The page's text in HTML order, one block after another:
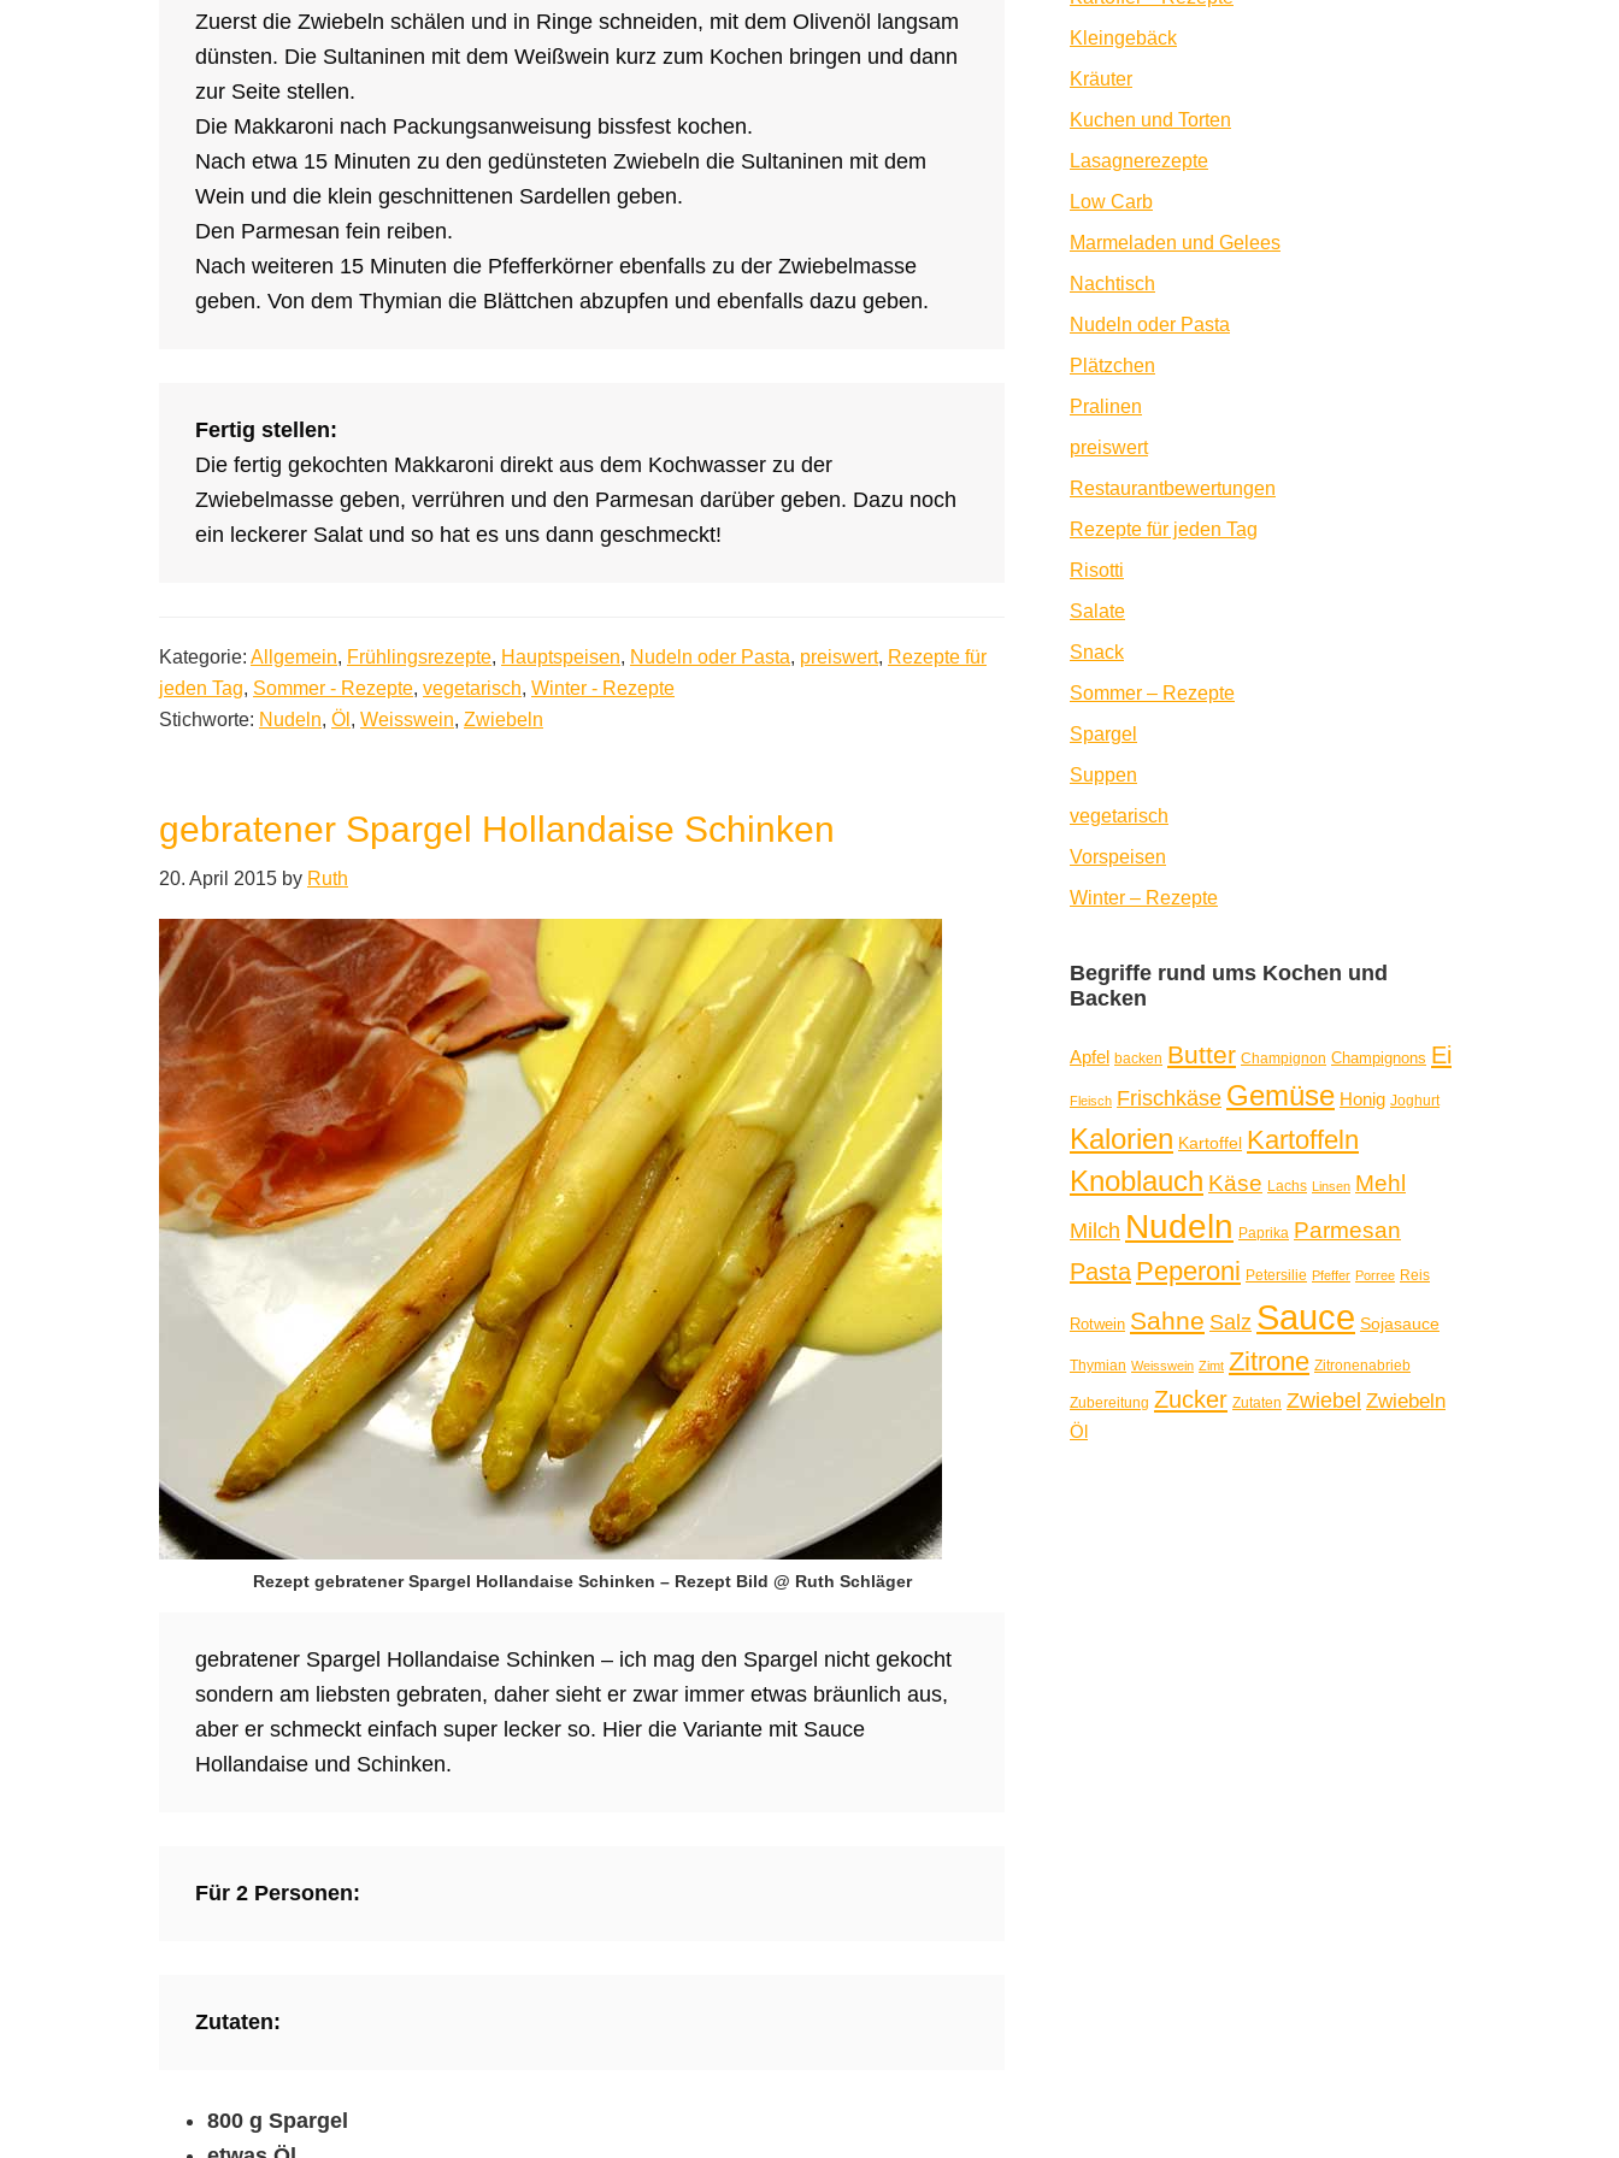
Zuerst die Zwiebeln schälen und in Ringe schneiden, mit dem Olivenöl langsam
dünsten. Die Sultaninen mit dem Weißwein kurz zum Kochen bringen und dann
zur Seite stellen.
Die Makkaroni nach Packungsanweisung bissfest kochen.
Nach etwa 15 Minuten zu den gedünsteten Zwiebeln die Sultaninen mit dem
Wein und die klein geschnittenen Sardellen geben.
Den Parmesan fein reiben.
Nach weiteren 15 Minuten die Pfefferkörner ebenfalls zu der Zwiebelmasse
geben. Von dem Thymian die Blättchen abzupfen und ebenfalls dazu geben.
Fertig stellen:
Die fertig gekochten Makkaroni direkt aus dem Kochwasser zu der
Zwiebelmasse geben, verrühren und den Parmesan darüber geben. Dazu noch
ein leckerer Salat und so hat es uns dann geschmeckt!
Kategorie: Allgemein, Frühlingsrezepte, Hauptspeisen, Nudeln oder Pasta, preiswert, Rezepte für
jeden Tag, Sommer - Rezepte, vegetarisch, Winter - Rezepte
Stichworte: Nudeln, Öl , Weisswein, Zwiebeln
gebratener Spargel Hollandaise Schinken
20. April 2015 by Ruth
Rezept gebratener Spargel Hollandaise Schinken – Rezept Bild @ Ruth Schläger
gebratener Spargel Hollandaise Schinken – ich mag den Spargel nicht gekocht
sondern am liebsten gebraten, daher sieht er zwar immer etwas bräunlich aus,
aber er schmeckt einfach super lecker so. Hier die Variante mit Sauce
Hollandaise und Schinken.
Für 2 Personen:
Zutaten:
800 g Spargel
Kleingebäck
Kräuter
Kuchen und Torten
Lasagnerezepte
Low Carb
Marmeladen und Gelees
Nachtisch
Nudeln oder Pasta
Plätzchen
Pralinen
preiswert
Restaurantbewertungen
Rezepte für jeden Tag
Risotti
Salate
Snack
Sommer – Rezepte
Spargel
Suppen
vegetarisch
Vorspeisen
Winter – Rezepte
Begriffe rund ums Kochen und
Backen
Apfel backen Butter Champignon Champignons Ei
Fleisch Frischkäse Gemüse Honig Joghurt
Kalorien Kartoffel Kartoffeln
Knoblauch Käse Lachs Linsen Mehl
Milch Nudeln Paprika Parmesan
Pasta Peperoni Petersilie Pfeffer Porree Reis
Rotwein Sahne Salz Sauce Sojasauce
Thymian Weisswein Zimt Zitrone Zitronenabrieb
Zubereitung Zucker Zutaten Zwiebel Zwiebeln
Öl